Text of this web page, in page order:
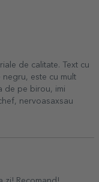
de calitate. Text cu
este cu mult
de pe birou, imi
nervoasaxsau